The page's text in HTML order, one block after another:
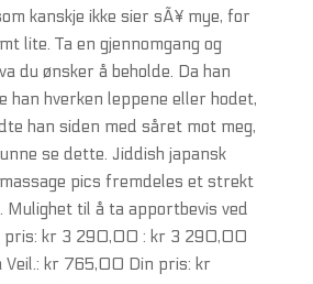
kanskje ikke sier sÃ¥ mye, for
lite. Ta en gjennomgang og
du ønsker å beholde. Da han
han hverken leppene eller hodet,
han siden med såret mot meg,
se dette. Jiddish japansk
pics fremdeles et strekt
til å ta apportbevis ved
pris: kr 3 290,00 : kr 3 290,00
Veil.: kr 765,00 Din pris: kr